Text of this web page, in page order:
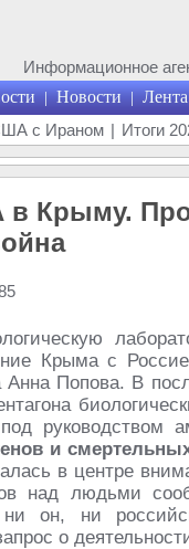
Информационное
| Новости |
с Ираном | Итоги
Крыму.
Крыма с
Попова. В
руководством
и
в центре
над людьми
он, ни
о